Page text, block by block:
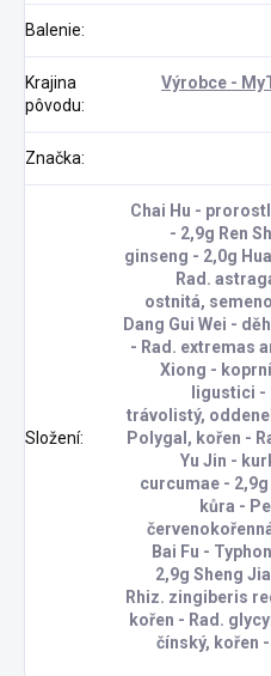
Balenie:
Krajina
pôvodu:
Výrobce -
Značka:
Složení:
Chai Hu -
- 2,9g Ren
ginseng - 2,0g
Rad.
ostnitá,
Dang Gui Wei -
- Rad. extremas
Xiong -
ligustici -
trávolistý,
Polygal, kořen -
Yu Jin -
curcumae -
kůra -
Bai Fu -
2,9g Sheng
Rhiz. zingiberis
kořen - Rad.
čínský, kořen